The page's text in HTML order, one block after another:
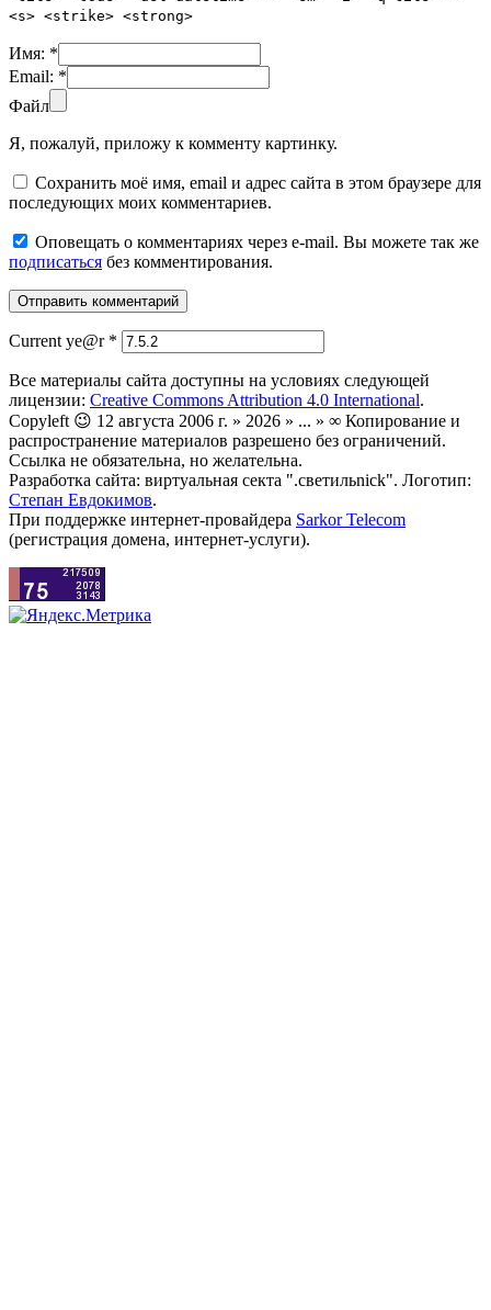
<s> <strike> <strong>
Имя: *
Email: *
Файл
Я, пожалуй, приложу к комменту картинку.
Сохранить моё имя, email и адрес сайта в этом браузере для
последующих моих комментариев.
Оповещать о комментариях через e-mail. Вы можете так же
подписаться без комментирования.
Current ye@r *
Все материалы сайта доступны на условиях следующей
лицензии: Creative Commons Attribution 4.0 International.
Copyleft 😉 12 августа 2006 г. » 2026 » ... » ∞ Копирование и
распространение материалов разрешено без ограничений.
Ссылка не обязательна, но желательна.
Разработка сайта: виртуальная секта ".светильnick". Логотип:
Степан Евдокимов.
При поддержке интернет-провайдера Sarkor Telecom
(регистрация домена, интернет-услуги).